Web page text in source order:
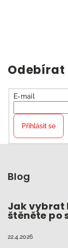
E-mail
Přihlásit se
Blog
Jak vybrat
štěněte po
22.4.2026